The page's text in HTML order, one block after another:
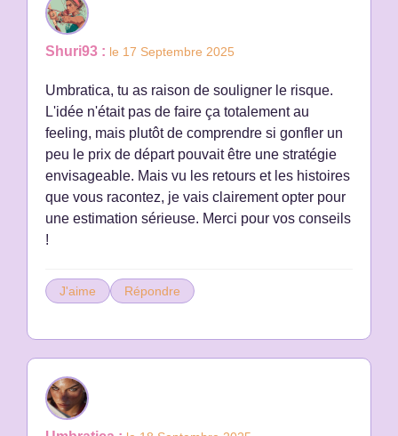
Shuri93 : le 17 Septembre 2025
Umbratica, tu as raison de souligner le risque.
L'idée n'était pas de faire ça totalement au
feeling, mais plutôt de comprendre si gonfler un
peu le prix de départ pouvait être une stratégie
envisageable. Mais vu les retours et les histoires
que vous racontez, je vais clairement opter pour
une estimation sérieuse. Merci pour vos conseils
!
J'aime Répondre